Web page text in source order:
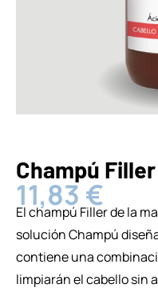
Champú
11,83€
El champú Filler de la
solución Champú
contiene una
limpiarán el cabello sin